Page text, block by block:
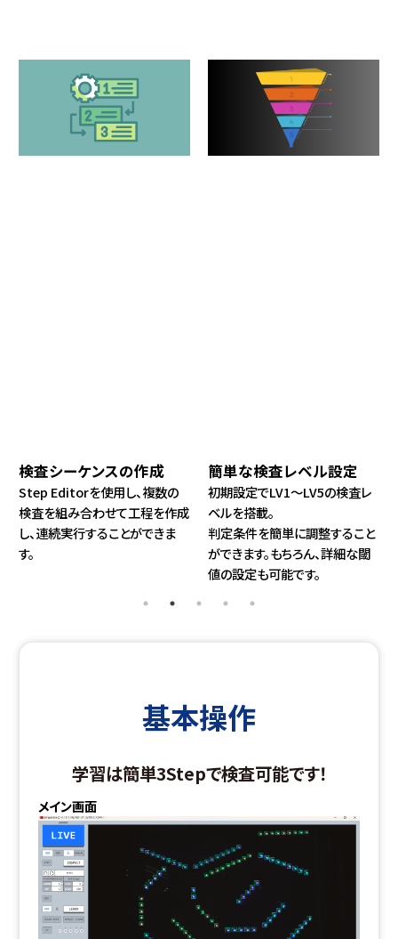
検査シーケンスの作成
Step Editorを使用し、複数の
検査を組み合わせて工程を作成
し、連続実行することができま
す。
簡単な検査レベル設定
初期設定でLV1～LV5の検査レ
ベルを搭載。
判定条件を簡単に調整すること
ができます。もちろん、詳細な閾
値の設定も可能です。
基本操作
学習は簡単3Stepで検査可能です！
メイン画面